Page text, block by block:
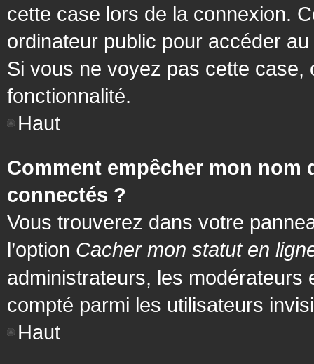
cette case lors de la connexion.
ordinateur public pour accéder
Si vous ne voyez pas cette case,
fonctionnalité.
Haut
Comment empêcher mon nom
connectés ?
Vous trouverez dans votre
l’option Cacher mon statut en
administrateurs, les
compté parmi les utilisateurs
Haut